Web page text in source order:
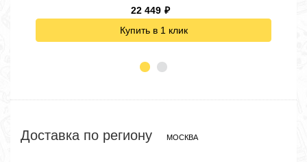
22 449 ₽
Купить в 1 клик
Доставка по региону МОСКВА